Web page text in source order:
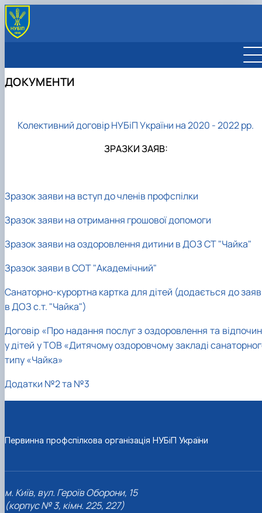
КЕРІВНИЦТВО
СТРУКТУРА ПРОФКОМУ
Зразки заяв
Заява на вступ до членів профспілки
Заява на надання грошової допомоги
ПІДТРИМКА ЗСУ
ОЗДОРОВЛЕННЯ ТА ВІДПОЧИНОК
ДОКУМЕНТИ
Колективний договір НУБіП України на 2020 - 2022 рр.
ЗРАЗКИ ЗАЯВ:
Зразок заяви на вступ до членів профспілки
Зразок заяви на отримання грошової допомоги
Зразок заяви на оздоровлення дитини в ДОЗ СТ "Чайка"
Зразок заяви в СОТ "Академічний"
Санаторно-курортна картка для дітей (додається до
в ДОЗ с.т. "Чайка")
Договір «Про надання послуг з оздоровлення та
у дітей у ТОВ «Дитячому оздоровчому закладі
типу «Чайка»
Додатки №2 та №3
Первинна профспілкова організація НУБіП України
м. Київ, вул. Героїв Оборони, 15
(корпус № 3, кімн. 225, 227)